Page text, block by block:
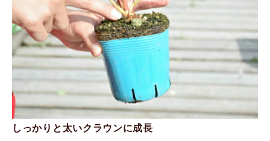
しっかりと太いクラウンに成長